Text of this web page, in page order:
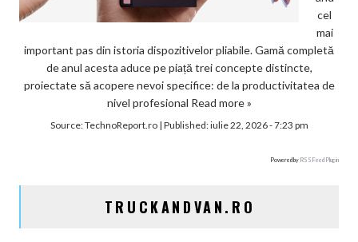
cel
mai
important pas din istoria dispozitivelor pliabile. Gamă completă
de anul acesta aduce pe piață trei concepte distincte,
proiectate să acopere nevoi specifice: de la productivitatea de
nivel profesional Read more »
Source:TechnoReport.ro| Published:iulie 22, 2026 - 7:23 pm
Powered by RSS Feed Plugin
TRUCKANDVAN.RO